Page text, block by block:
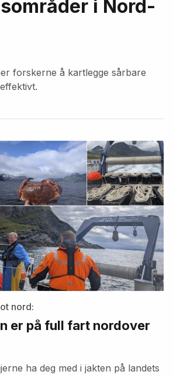
i Nord-
forskerne å kartlegge sårbare
nord:
er på full fart nordover
ha deg med i jakten på landets